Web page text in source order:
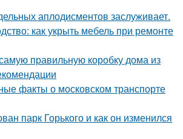
аплодисментов заслуживает.
как укрыть мебель при ремонте
правильную коробку дома из
факты о московском транспорте
парк Горького и как он изменился